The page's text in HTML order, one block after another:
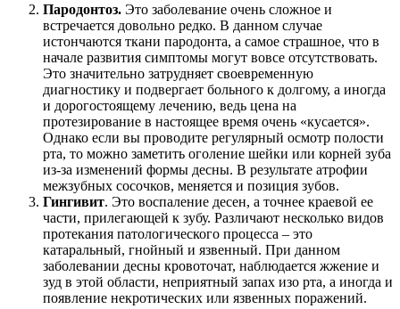
Пародонтоз. Это заболевание очень сложное и
встречается довольно редко. В данном случае
истончаются ткани пародонта, а самое страшное, что в
начале развития симптомы могут вовсе отсутствовать.
Это значительно затрудняет своевременную
диагностику и подвергает больного к долгому, а иногда
и дорогостоящему лечению, ведь цена на
протезирование в настоящее время очень «кусается».
Однако если вы проводите регулярный осмотр полости
рта, то можно заметить оголение шейки или корней зуба
из-за изменений формы десны. В результате атрофии
межзубных сосочков, меняется и позиция зубов.
Гингивит. Это воспаление десен, а точнее краевой ее
части, прилегающей к зубу. Различают несколько видов
протекания патологического процесса – это
катаральный, гнойный и язвенный. При данном
заболевании десны кровоточат, наблюдается жжение и
зуд в этой области, неприятный запах изо рта, а иногда и
появление некротических или язвенных поражений.